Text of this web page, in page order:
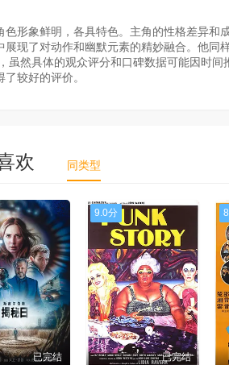
色形象鲜明，各具特色。主角的性格差异和
展现了对动作和幽默元素的精妙融合。他同
虽然具体的观众评分和口碑数据可能因时
较好的评价。
欢 同类型
已完结
9.0分
已完结